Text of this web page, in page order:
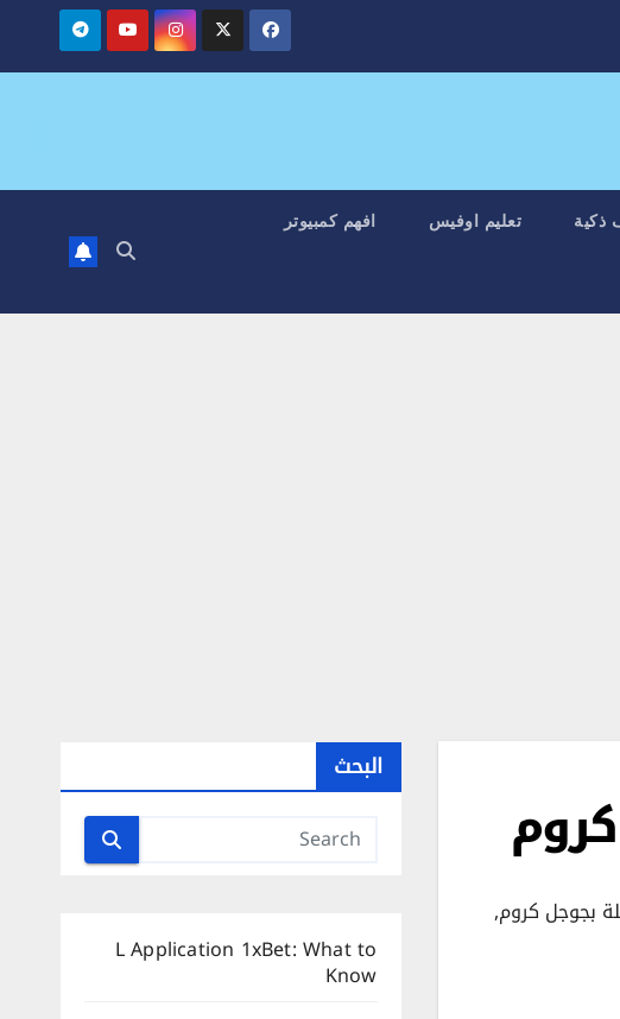
ذكية تعليم اوفيس افهم كمبيوتر
بجوجل كروم,
البحث
L Application 1xBet: What to
Know